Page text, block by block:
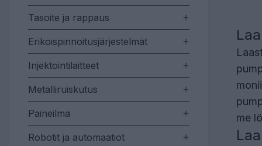
Tasoite ja rappaus
Erikoispinnoitusjärjestelmät
Injektointilaitteet
Metalliruiskutus
Paineilma
Robotit ja automaatiot
me